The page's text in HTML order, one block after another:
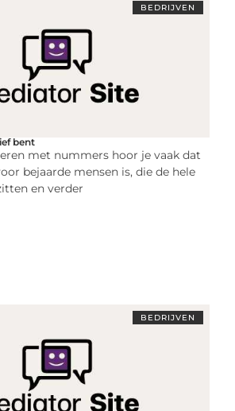
BEDRIJVEN
bent
met nummers hoor je vaak dat
bejaarde mensen is, die de hele
en verder
BEDRIJVEN